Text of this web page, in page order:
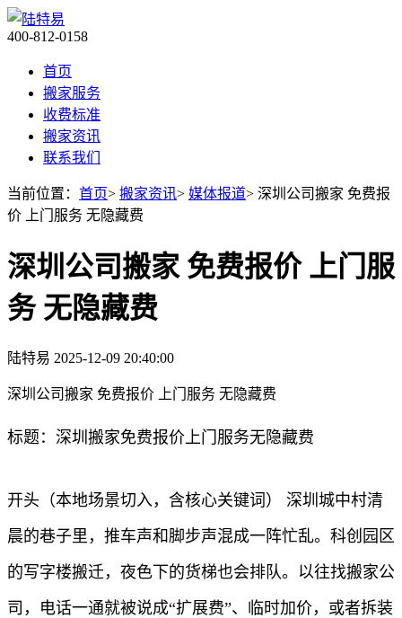
400-812-0158
首页
搬家服务
收费标准
搬家资讯
联系我们
当前位置： 首页> 搬家资讯> 媒体报道> 深圳公司搬家 免费报
价 上门服务 无隐藏费
深圳公司搬家 免费报价 上门服
务 无隐藏费
陆特易 2025-12-09 20:40:00
深圳公司搬家 免费报价 上门服务 无隐藏费
标题：深圳搬家免费报价上门服务无隐藏费
开头（本地场景切入，含核心关键词） 深圳城中村清
晨的巷子里，推车声和脚步声混成一阵忙乱。科创园区
的写字楼搬迁，夜色下的货梯也会排队。以往找搬家公
司，电话一通就被说成“扩展费”、临时加价，或者拆装